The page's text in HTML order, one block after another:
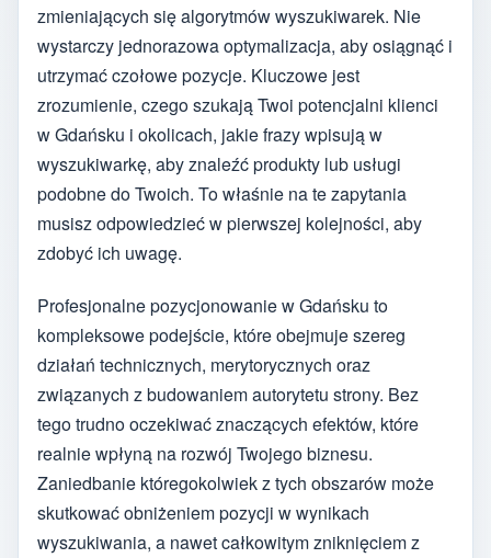
zmieniających się algorytmów wyszukiwarek. Nie
wystarczy jednorazowa optymalizacja, aby osiągnąć i
utrzymać czołowe pozycje. Kluczowe jest
zrozumienie, czego szukają Twoi potencjalni klienci
w Gdańsku i okolicach, jakie frazy wpisują w
wyszukiwarkę, aby znaleźć produkty lub usługi
podobne do Twoich. To właśnie na te zapytania
musisz odpowiedzieć w pierwszej kolejności, aby
zdobyć ich uwagę.
Profesjonalne pozycjonowanie w Gdańsku to
kompleksowe podejście, które obejmuje szereg
działań technicznych, merytorycznych oraz
związanych z budowaniem autorytetu strony. Bez
tego trudno oczekiwać znaczących efektów, które
realnie wpłyną na rozwój Twojego biznesu.
Zaniedbanie któregokolwiek z tych obszarów może
skutkować obniżeniem pozycji w wynikach
wyszukiwania, a nawet całkowitym zniknięciem z